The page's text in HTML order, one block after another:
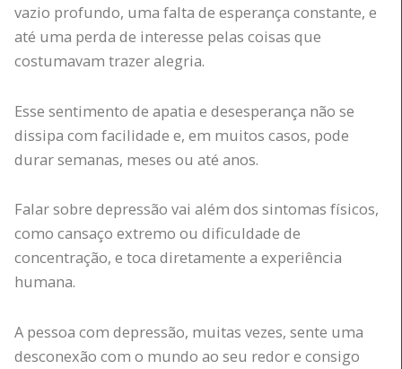
vazio profundo, uma falta de esperança constante, e
até uma perda de interesse pelas coisas que
costumavam trazer alegria.
Esse sentimento de apatia e desesperança não se
dissipa com facilidade e, em muitos casos, pode
durar semanas, meses ou até anos.
Falar sobre depressão vai além dos sintomas físicos,
como cansaço extremo ou dificuldade de
concentração, e toca diretamente a experiência
humana.
A pessoa com depressão, muitas vezes, sente uma
desconexão com o mundo ao seu redor e consigo